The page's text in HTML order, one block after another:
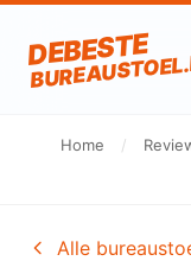
DEBESTE
Home /
Alle